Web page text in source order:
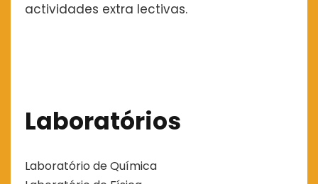
actividades extra lectivas.
Laboratórios
Laboratório de Química